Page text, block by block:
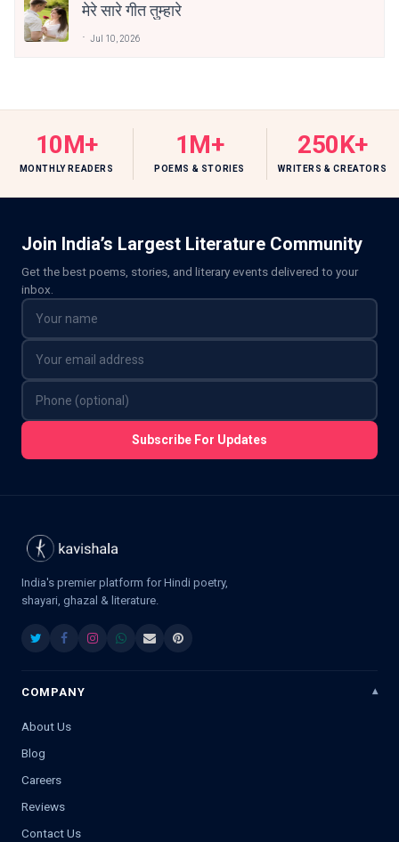
मेरे सारे गीत तुम्हारे
Jul 10, 2026
10M+
MONTHLY READERS
1M+
POEMS & STORIES
250K+
WRITERS & CREATORS
Join India’s Largest Literature Community
Get the best poems, stories, and literary events delivered to your
inbox.
Subscribe For Updates
India's premier platform for Hindi poetry,
shayari, ghazal & literature.
COMPANY
About Us
Blog
Careers
Reviews
Contact Us